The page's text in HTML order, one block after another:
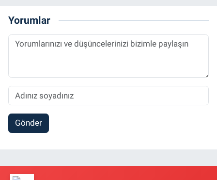
Yorumlar
Gönder